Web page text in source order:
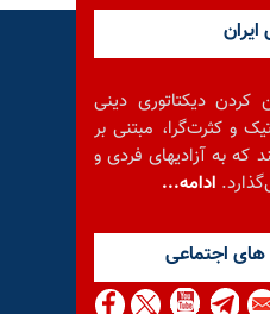
دیکتاتوری دینی
و کثرت‌گرا، مبتنی بر
که به آزادیهای فردی و
ادامه...
اجتماعى